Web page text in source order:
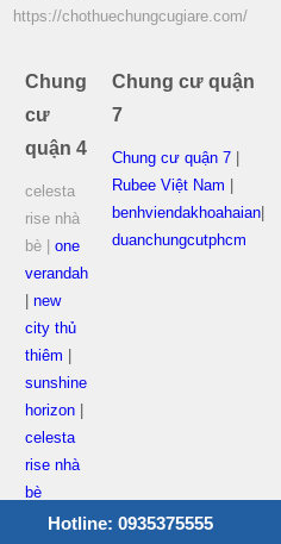
https://chothuechungcugiare.com/
Chung
cư
quận 4
celesta
rise nhà
bè |
one
verandah
|new
city thủ
thiêm
sunshine
horizon
celesta
rise nhà
bè
Chung cư quận
7
Chung cư quận 7
Rubee Việt Nam
benhviendakhoahaian
duanchungcutphcm
Hotline: 0935375555